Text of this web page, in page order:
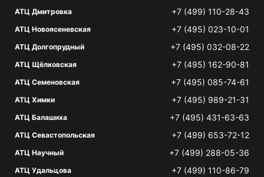
АТЦ Дмитровка +7 (499) 110-28-43
АТЦ Новоясеневская +7 (495) 023-10-01
АТЦ Долгопрудный +7 (495) 032-08-22
АТЦ Щёлковская +7 (495) 162-90-81
АТЦ Семеновская +7 (495) 085-74-61
АТЦ Химки +7 (495) 989-21-31
АТЦ Балашиха +7 (495) 431-63-63
АТЦ Севастопольская +7 (499) 653-72-12
АТЦ Научный +7 (499) 288-05-36
АТЦ Удальцова +7 (499) 110-86-79